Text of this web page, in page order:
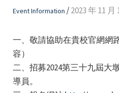
Event Information /2023 年 11 月
一、敬請協助在貴校官網網
容）
二、招募2024第三十九屆大
導員。